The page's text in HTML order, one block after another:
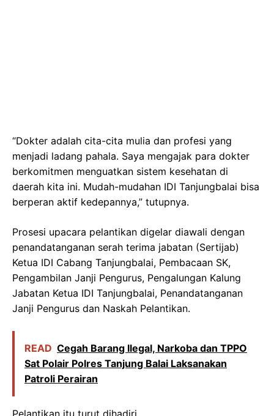
“Dokter adalah cita-cita mulia dan profesi yang
menjadi ladang pahala. Saya mengajak para dokter
berkomitmen menguatkan sistem kesehatan di
daerah kita ini. Mudah-mudahan IDI Tanjungbalai bisa
berperan aktif kedepannya,” tutupnya.
Prosesi upacara pelantikan digelar diawali dengan
penandatanganan serah terima jabatan (Sertijab)
Ketua IDI Cabang Tanjungbalai, Pembacaan SK,
Pengambilan Janji Pengurus, Pengalungan Kalung
Jabatan Ketua IDI Tanjungbalai, Penandatanganan
Janji Pengurus dan Naskah Pelantikan.
READ Cegah Barang Ilegal, Narkoba dan TPPO
Sat Polair Polres Tanjung Balai Laksanakan
Patroli Perairan
Pelantikan itu turut dihadiri